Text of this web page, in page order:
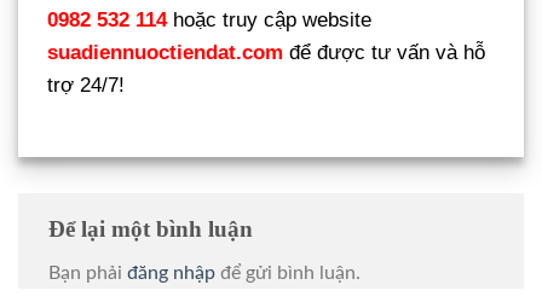
0982 532 114 hoặc truy cập website
suadiennuoctiendat.com để được tư vấn và hỗ
trợ 24/7!
Để lại một bình luận
Bạn phải đăng nhập để gửi bình luận.